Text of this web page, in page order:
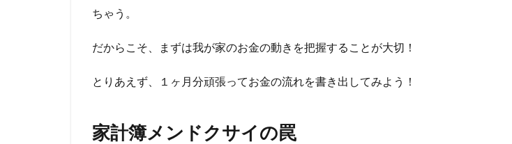
ちゃう。
だからこそ、まずは我が家のお金の動きを把握することが大切！
とりあえず、１ヶ月分頑張ってお金の流れを書き出してみよう！
家計簿メンドクサイの罠